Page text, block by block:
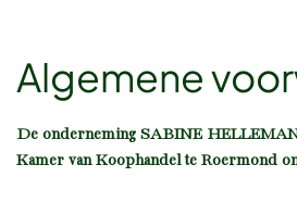
Algemene
De onderneming SABINE
Kamer van Koophandel te Roermond